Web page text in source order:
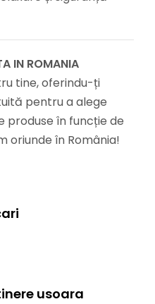
IN ROMANIA
tine, oferindu-ți
pentru a alege
produse în funcție de
oriunde în România!
usoara